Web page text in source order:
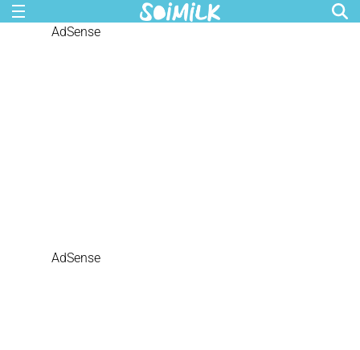
AdSense
AdSense